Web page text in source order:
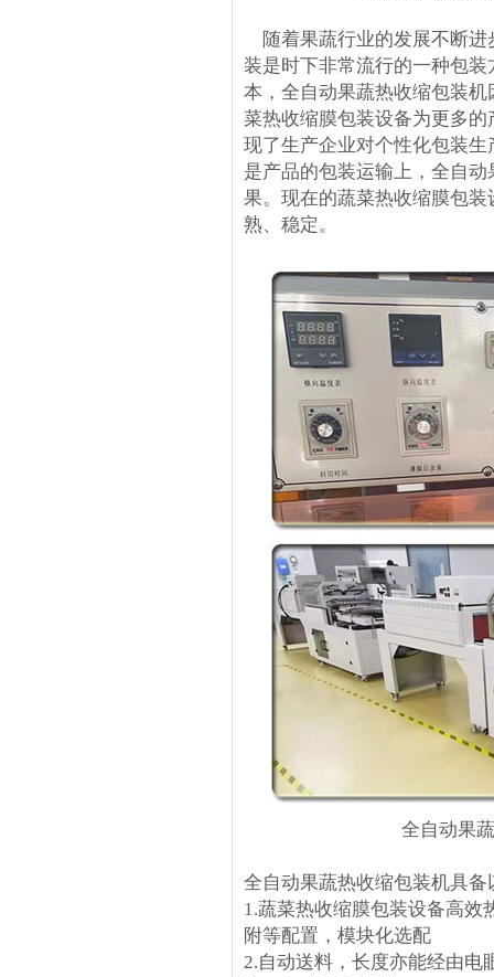
随着果蔬行业的发展不断进
装是时下非常流行的一种包
本，全自动果蔬热收缩包装
菜热收缩膜包装设备为更多
现了生产企业对个性化包装
是产品的包装运输上，全自
果。现在的蔬菜热收缩膜包
熟、稳定。
全自动果
全自动果蔬热收缩包装机具备
1.蔬菜热收缩膜包装设备高效
附等配置，模块化选配
2.自动送料，长度亦能经由电